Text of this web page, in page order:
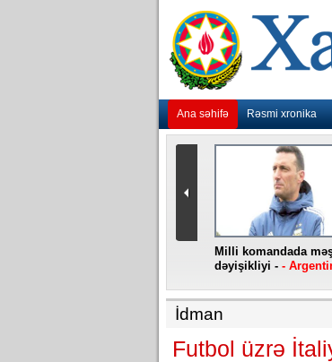
Ana səhifə Rəsmi xronika
Milli komandada
dəyişikliyi - -
İdman
Futbol üzrə